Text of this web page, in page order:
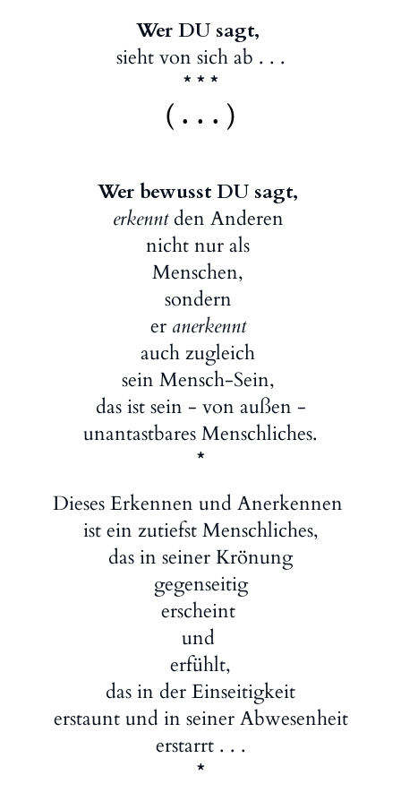
Wer DU sagt,
sieht von sich ab . . .
* * *
( . . . )
Wer bewusst DU sagt,
erkenntden Anderen
nicht nur als
Menschen,
sondern
er anerkennt
auch zugleich
sein Mensch-Sein,
das ist sein - von außen -
unantastbares Menschliches.
*
Dieses Erkennen und Anerkennen
ist ein zutiefst Menschliches,
das in seiner Krönung
gegenseitig
erscheint
und
erfühlt,
das in der Einseitigkeit
erstaunt und in seiner Abwesenheit
erstarrt . . .
*